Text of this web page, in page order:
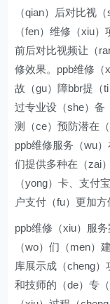
（qian）后对比视
（fen）维修（xiu
前后对比视频让（
修效果。ppb维修（
故（gu）障bbr提（
过专业设（she）备
测（ce）预防潜在
ppb维修服务（wu
们提供多种在（zai
（yong）卡、支付
户支付（fu）更加方
ppb维修（xiu）服
（wo）们（men）
库展示成（cheng）
和技师的（de）专